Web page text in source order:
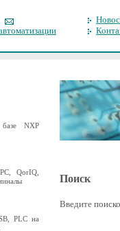
NXP
QorIQ,
PLC на
Поиск
Введите